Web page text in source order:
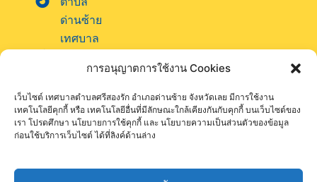
การอนุญาตการใช้งาน Cookies
เว็บไซต์ เทศบาลตำบลศรีสองรัก อำเภอด่านซ้าย จังหวัดเลย มีการใช้งาน
เทคโนโลยีคุกกี้ หรือ เทคโนโลยีอื่นที่มีลักษณะใกล้เคียงกันกับคุกกี้ บนเว็บไซต์ของ
เรา โปรดศึกษา นโยบายการใช้คุกกี้ และ นโยบายความเป็นส่วนตัวของข้อมูล
ก่อนใช้บริการเว็บไซต์ ได้ที่ลิงค์ด้านล่าง
ด่านซ้าย
เทศบาล
นาแห้ว
เทศบาล
ตำบล
ภูเรือ